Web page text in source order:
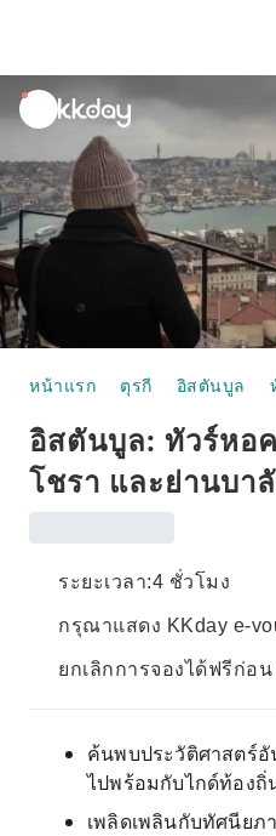
unread
notifications
หน้าแรก ตุรกี อิสตันบูล
อิสตันบูล: ทัวร์หอ
โชรา และย่านบา
ระยะเวลา:4 ชั่วโมง
กรุณาแสดง KKday e-
ยกเลิกการจองได้ฟรีก่อ
ค้นพบประวัติศาสตร์
ไปพร้อมกับไกด์ท้องถิ่
เพลิดเพลินกับทัศนีย